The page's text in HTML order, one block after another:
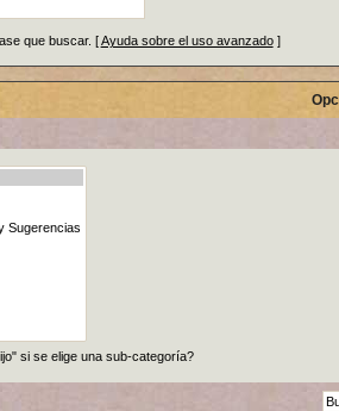
que buscar. [Ayuda sobre el uso avanzado]
si se elige una sub-categoría?